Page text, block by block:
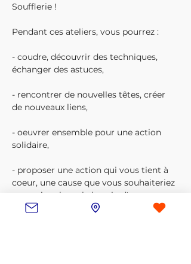
Soufflerie !
Pendant ces ateliers, vous pourrez :
- coudre, découvrir des techniques,
échanger des astuces,
- rencontrer de nouvelles têtes, créer
de nouveaux liens,
- oeuvrer ensemble pour une action
solidaire,
- proposer une action qui vous tient à
coeur, une cause que vous souhaiteriez
soutenir, relayer le besoin d'une asso, ....